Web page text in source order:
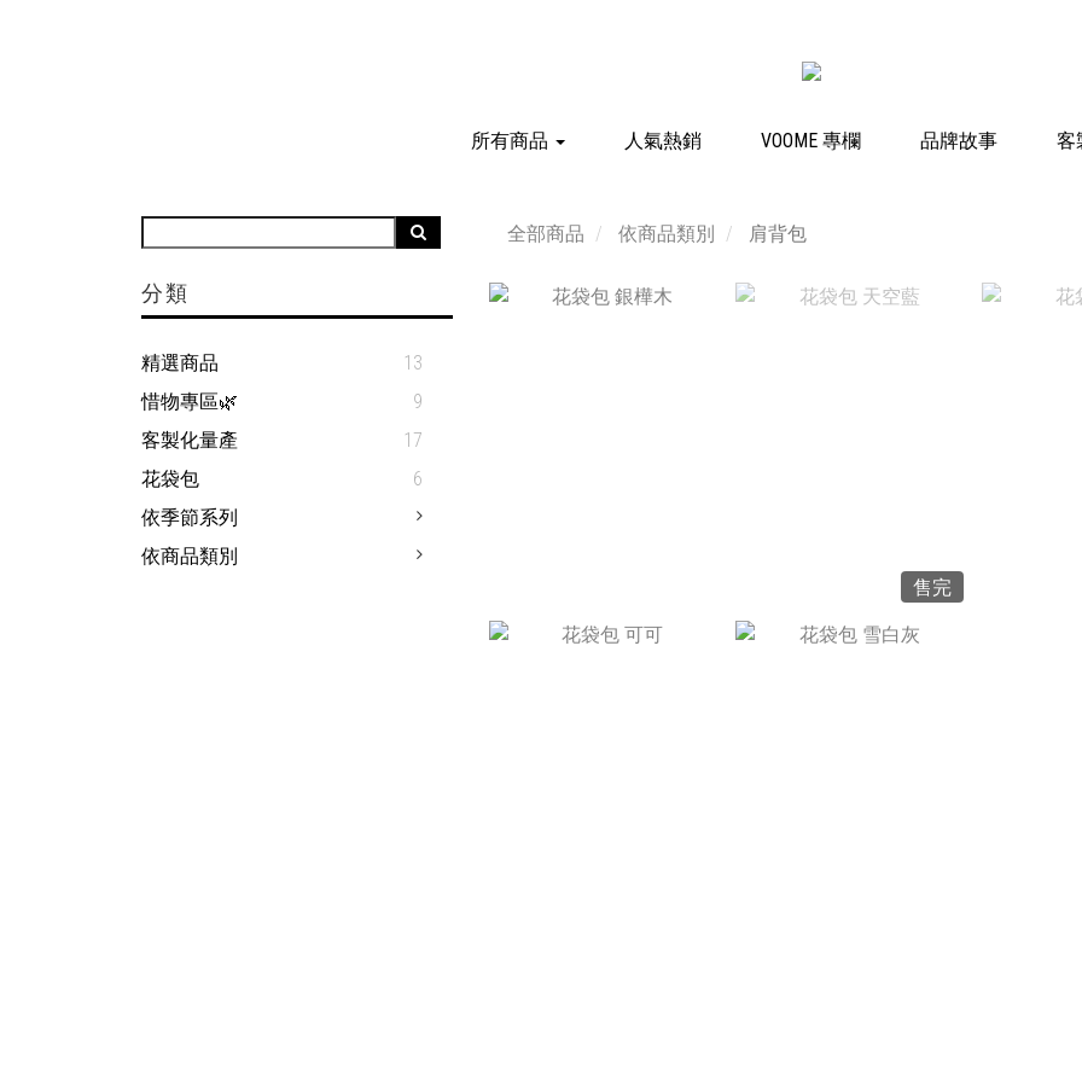
所有商品 人氣熱銷 VOOME 專欄 品牌故事 客
分類
精選商品
13
惜物專區🌿
9
客製化量產
17
花袋包
6
依季節系列
依商品類別
全部商品 依商品類別 肩背包
售完